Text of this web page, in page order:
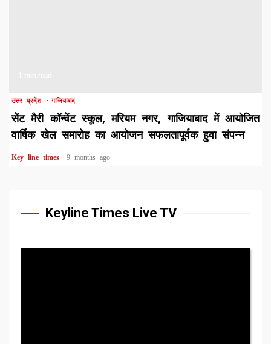
उत्तर प्रदेश गाजियाबाद
सेंट मैरी कॉन्वेंट स्कूल, मरियम नगर, गाजियाबाद में आयोजित
वार्षिक खेल समारोह का आयोजन सफलतापूर्वक हुवा संपन्न
Key line times 9 months ago
Keyline Times Live TV